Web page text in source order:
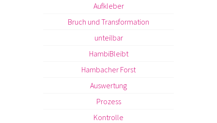
Aufkleber
Bruch und Transformation
unteilbar
HambiBleibt
Hambacher Forst
Auswertung
Prozess
Kontrolle